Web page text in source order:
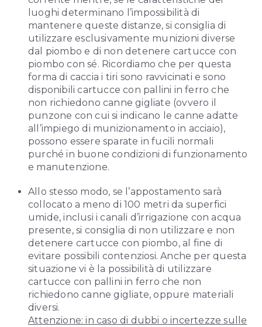
luoghi determinano l’impossibilità di
mantenere queste distanze, si consiglia di
utilizzare esclusivamente munizioni diverse
dal piombo e di non detenere cartucce con
piombo con sé. Ricordiamo che per questa
forma di caccia i tiri sono ravvicinati e sono
disponibili cartucce con pallini in ferro che
non richiedono canne gigliate (ovvero il
punzone con cui si indicano le canne adatte
all’impiego di munizionamento in acciaio),
possono essere sparate in fucili normali
purché in buone condizioni di funzionamento
e manutenzione.
Allo stesso modo, se l’appostamento sarà
collocato a meno di 100 metri da superfici
umide, inclusi i canali d’irrigazione con acqua
presente, si consiglia di non utilizzare e non
detenere cartucce con piombo, al fine di
evitare possibili contenziosi. Anche per questa
situazione vi è la possibilità di utilizzare
cartucce con pallini in ferro che non
richiedono canne gigliate, oppure materiali
diversi.
Attenzione: in caso di dubbi o incertezze sulle